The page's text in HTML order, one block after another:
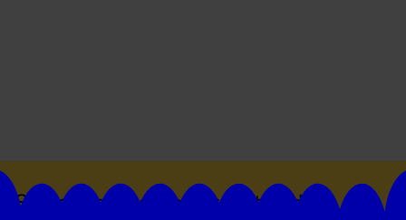
Suivez toutes les actualités du